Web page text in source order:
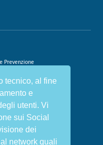
tecnico, al fine
e
utenti. Vi
sui Social
dei
network quali
Prevenzione
scientifica
del dottore